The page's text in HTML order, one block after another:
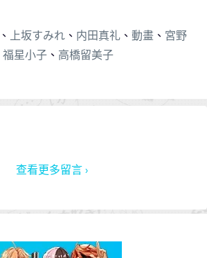
、 上坂すみれ、 内田真礼、 動畫、 宮野
福星小子 、 高橋留美子
查看更多留言 ›